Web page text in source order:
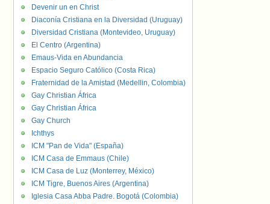
Devenir un en Christ
Diaconía Cristiana en la Diversidad (Uruguay)
Diversidad Cristiana (Montevideo, Uruguay)
El Centro (Argentina)
Emaus-Vida en Abundancia
Espacio Seguro Católico (Costa Rica)
Fraternidad de la Amistad (Medellin, Colombia)
Gay Christian África
Gay Christian África
Gay Church
Ichthys
ICM "Pan de Vida" (España)
ICM Casa de Emmaus (Chile)
ICM Casa de Luz (Monterrey, México)
ICM Tigre, Buenos Aires (Argentina)
Iglesia Casa Abba Padre. Bogotá (Colombia)